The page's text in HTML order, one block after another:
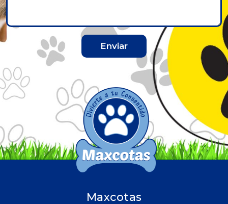
Enviar
Maxcotas